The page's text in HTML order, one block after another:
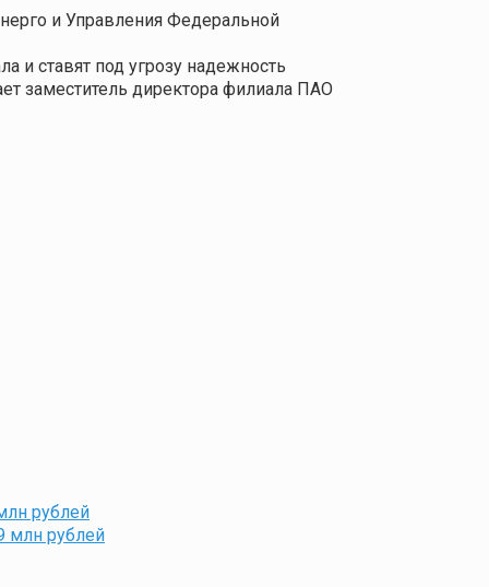
и Управления Федеральной
и ставят под угрозу надежность
заместитель директора филиала ПАО
рублей
млн рублей